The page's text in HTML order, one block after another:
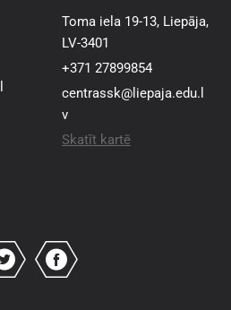
Toma iela 19-13, Liepāja,
LV-3401
+371 27899854
centrassk@liepaja.edu.l
v
Skatīt kartē